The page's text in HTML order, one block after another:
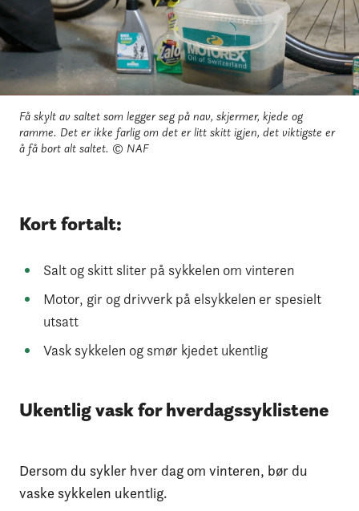
Få skylt av saltet som legger seg på nav, skjermer, kjede og
ramme. Det er ikke farlig om det er litt skitt igjen, det viktigste er
å få bort alt saltet. © NAF
Kort fortalt:
Salt og skitt sliter på sykkelen om vinteren
Motor, gir og drivverk på elsykkelen er spesielt
utsatt
Vask sykkelen og smør kjedet ukentlig
Ukentlig vask for hverdagssyklistene
Dersom du sykler hver dag om vinteren, bør du
vaske sykkelen ukentlig.